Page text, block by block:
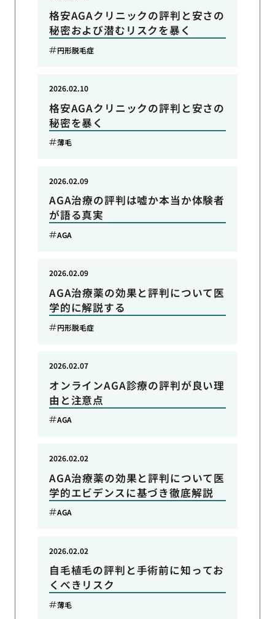
格安AGAクリニックの評判と安さの
秘密および潜むリスクを暴く
円形脱毛症
格安AGAクリニックの評判と安さの
秘密を暴く
2026.02.10
薄毛
AGA治療の評判は嘘か本当か体験者
が語る真実
2026.02.09
AGA
AGA治療薬の効果と評判について医
学的に解説する
2026.02.09
円形脱毛症
オンラインAGA診療の評判が良い理
由と注意点
2026.02.07
AGA
AGA治療薬の効果と評判について医
学的エビデンスに基づき徹底解説
2026.02.02
AGA
自毛植毛の評判と手術前に知ってお
くべきリスク
2026.02.02
薄毛